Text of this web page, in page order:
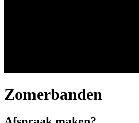
Zomerbanden